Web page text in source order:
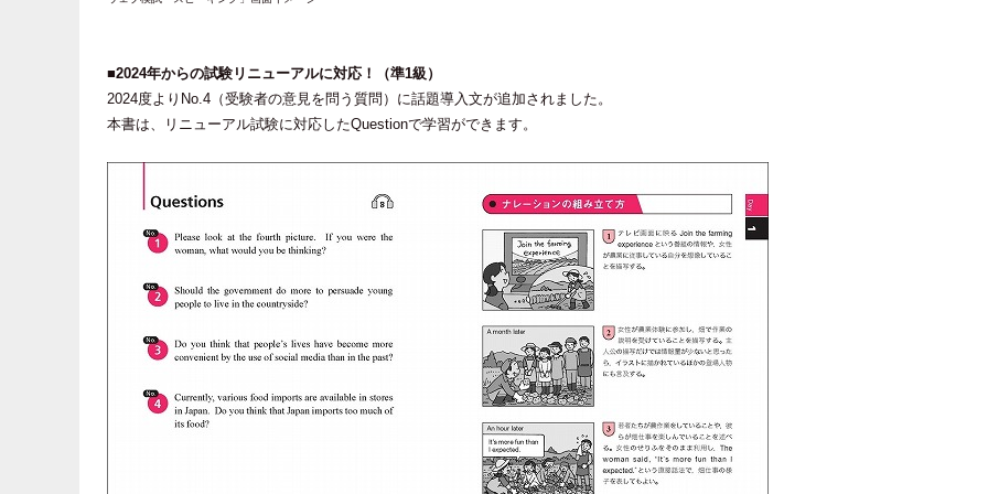
■2024年からの試験リニューアルに対応！（準1級）
2024度よりNo.4（受験者の意見を問う質問）に話題導入文が追加されました。
本書は、リニューアル試験に対応したQuestionで学習ができます。